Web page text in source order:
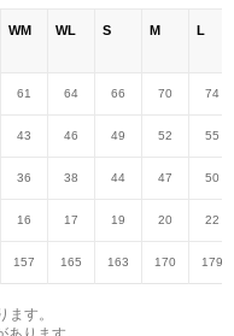
WM WL S M L
61 64 66 70 74
43 46 49 52 55
36 38 44 47 50
16 17 19 20 22
157 165 163 170 179
す。